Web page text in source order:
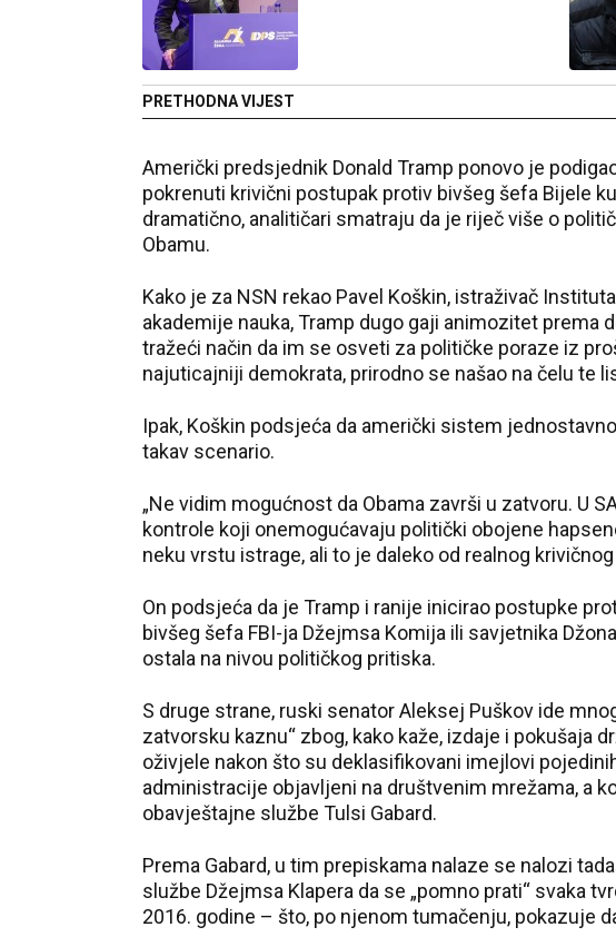
PRETHODNA VIJEST
Američki predsjednik Donald Tramp ponovo je
pokrenuti krivični postupak protiv bivšeg šefa Bijele
dramatično, analitičari smatraju da je riječ više o
Obamu.
Kako je za NSN rekao Pavel Koškin, istraživač
akademije nauka, Tramp dugo gaji animozitet prema
tražeći način da im se osveti za političke poraze iz
najuticajniji demokrata, prirodno se našao na čelu te
Ipak, Koškin podsjeća da američki sistem
takav scenario.
„Ne vidim mogućnost da Obama završi u zatvoru. U
kontrole koji onemogućavaju politički obojene
neku vrstu istrage, ali to je daleko od realnog
On podsjeća da je Tramp i ranije inicirao postupke
bivšeg šefa FBI-ja Džejmsa Komija ili savjetnika
ostala na nivou političkog pritiska.
S druge strane, ruski senator Aleksej Puškov ide
zatvorsku kaznu“ zbog, kako kaže, izdaje i pokušaja
oživjele nakon što su deklasifikovani imejlovi
administracije objavljeni na društvenim mrežama, a
obavještajne službe Tulsi Gabard.
Prema Gabard, u tim prepiskama nalaze se nalozi
službe Džejmsa Klapera da se „pomno prati“ svaka
2016. godine – što, po njenom tumačenju, pokazuje